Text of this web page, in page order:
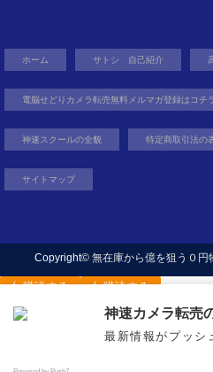
稼ぐ力を身に着け自由
ホーム サトシ 自己紹介
電脳せどりカメラ転売無料メルマガ登録はコチ
神速スクールの全貌 特定商取引法の
サイトマップ
Copyright© 無在庫から億を狙う０円
購読する 購読する
最新情報がプッシ